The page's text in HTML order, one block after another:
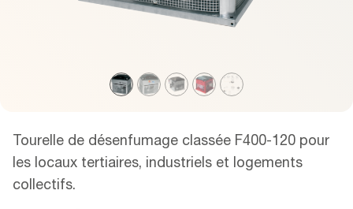
Tourelle de désenfumage classée F400-120 pour
les locaux tertiaires, industriels et logements
collectifs.